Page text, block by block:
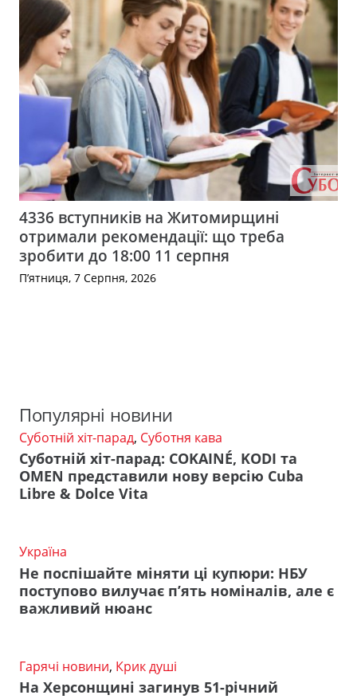
4336 вступників на Житомирщині
отримали рекомендації: що треба
зробити до 18:00 11 серпня
П’ятниця, 7 Серпня, 2026
Популярні новини
Суботній хіт-парад, Суботня кава
Суботній хіт-парад: COKAINÉ, KODI та
OMEN представили нову версію Cuba
Libre & Dolce Vita
Україна
Не поспішайте міняти ці купюри: НБУ
поступово вилучає п’ять номіналів, але є
важливий нюанс
Гарячі новини, Крик душі
На Херсонщині загинув 51-річний